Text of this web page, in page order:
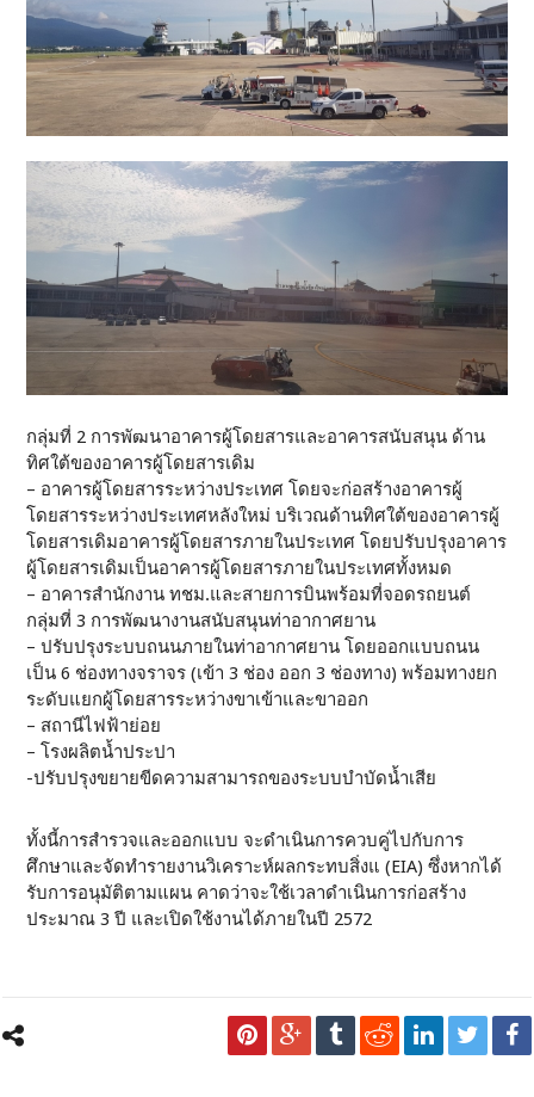
กลุ่มที่ 2 การพัฒนาอาคารผู้โดยสารและอาคารสนับสนุน ด้าน
ทิศใต้ของอาคารผู้โดยสารเดิม
– อาคารผู้โดยสารระหว่างประเทศ โดยจะก่อสร้างอาคารผู้
โดยสารระหว่างประเทศหลังใหม่ บริเวณด้านทิศใต้ของอาคารผู้
โดยสารเดิมอาคารผู้โดยสารภายในประเทศ โดยปรับปรุงอาคาร
ผู้โดยสารเดิมเป็นอาคารผู้โดยสารภายในประเทศทั้งหมด
– อาคารสำนักงาน ทชม.และสายการบินพร้อมที่จอดรถยนต์
กลุ่มที่ 3 การพัฒนางานสนับสนุนท่าอากาศยาน
– ปรับปรุงระบบถนนภายในท่าอากาศยาน โดยออกแบบถนน
เป็น 6 ช่องทางจราจร (เข้า 3 ช่อง ออก 3 ช่องทาง) พร้อมทางยก
ระดับแยกผู้โดยสารระหว่างขาเข้าและขาออก
– สถานีไฟฟ้าย่อย
– โรงผลิตน้ำประปา
-ปรับปรุงขยายขีดความสามารถของระบบบำบัดน้ำเสีย
ทั้งนี้การสำรวจและออกแบบ จะดำเนินการควบคู่ไปกับการ
ศึกษาและจัดทำรายงานวิเคราะห์ผลกระทบสิ่งแ (EIA) ซึ่งหากได้
รับการอนุมัติตามแผน คาดว่าจะใช้เวลาดำเนินการก่อสร้าง
ประมาณ 3 ปี และเปิดใช้งานได้ภายในปี 2572